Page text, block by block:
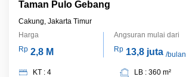
Taman Pulo Gebang
Cakung, Jakarta Timur
Harga
Rp 2,8 M
Angsuran mulai dari
Rp 13,8 juta /bulan
KT : 4
LB : 360 m²